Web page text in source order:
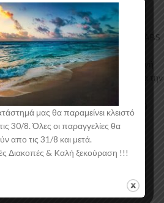
Formentor Mk1 κατασκευάζεται από ABS
αισθητικής σε μηχανές
τεχνολογίας έχοντας άψογη εφαρμογή
πλαστικού που χρησiμοποιείται για την
σε Μαύρο Γυαλιστερό χρώμα και με
από προστατευτική μεμβράνη
Mk1
μας θα παραμείνει κλειστό
30/8. Όλες οι παραγγελίες θα
απο τις 31/8 και μετά.
Διακοπές & Kαλή ξεκούραση !!!